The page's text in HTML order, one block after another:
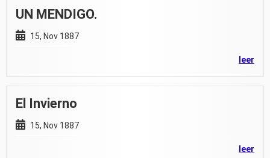
UN MENDIGO.
15, Nov 1887
leer
El Invierno
15, Nov 1887
leer